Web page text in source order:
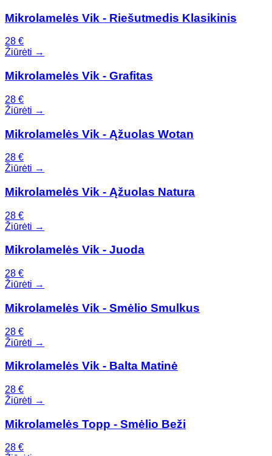
Mikrolamelės Vik - Riešutmedis Klasikinis
28 €
Žiūrėti →
Mikrolamelės Vik - Grafitas
28 €
Žiūrėti →
Mikrolamelės Vik - Ąžuolas Wotan
28 €
Žiūrėti →
Mikrolamelės Vik - Ąžuolas Natura
28 €
Žiūrėti →
Mikrolamelės Vik - Juoda
28 €
Žiūrėti →
Mikrolamelės Vik - Smėlio Smulkus
28 €
Žiūrėti →
Mikrolamelės Vik - Balta Matinė
28 €
Žiūrėti →
Mikrolamelės Topp - Smėlio Beži
28 €